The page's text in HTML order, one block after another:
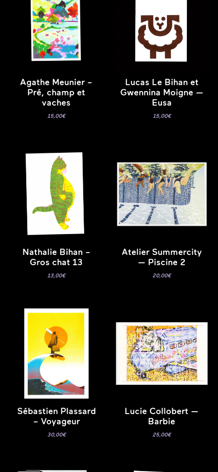
Agathe Meunier –
Pré, champ et
vaches
15,00€
Lucas Le Bihan et
Gwennina Moigne —
Eusa
15,00€
Nathalie Bihan –
Gros chat 13
13,00€
Atelier Summercity
— Piscine 2
20,00€
Sébastien Plassard
– Voyageur
30,00€
Lucie Collobert —
Barbie
25,00€